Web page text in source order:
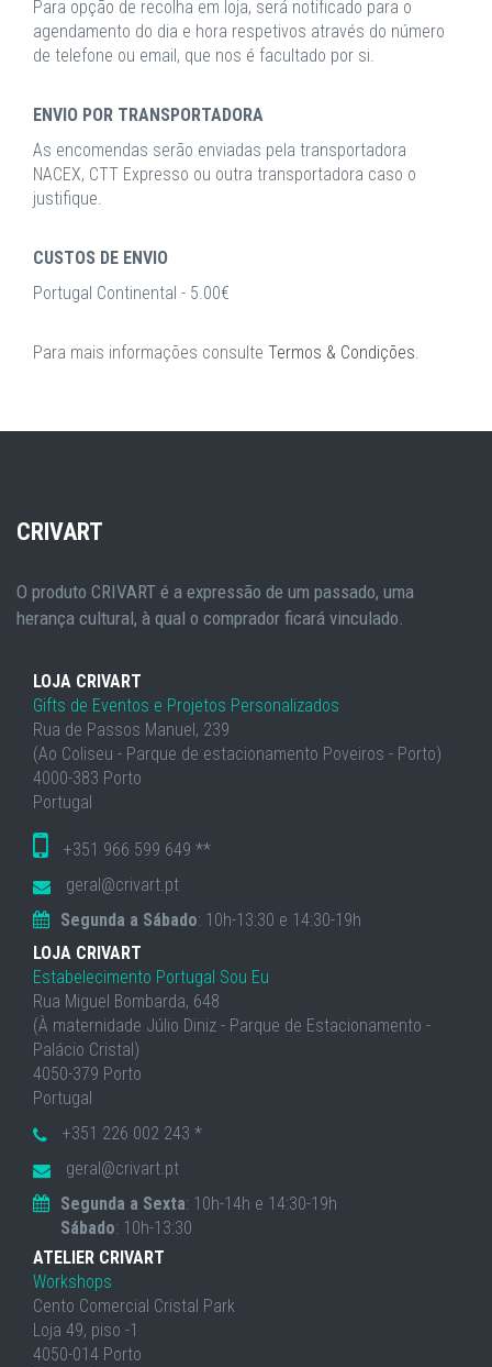
Para opção de recolha em loja, será notificado para o
agendamento do dia e hora respetivos através do número
de telefone ou email, que nos é facultado por si.
ENVIO POR TRANSPORTADORA
As encomendas serão enviadas pela transportadora
NACEX, CTT Expresso ou outra transportadora caso o
justifique.
CUSTOS DE ENVIO
Portugal Continental - 5.00€
Para mais informações consulte Termos & Condições.
CRIVART
O produto CRIVART é a expressão de um passado, uma
herança cultural, à qual o comprador ficará vinculado.
LOJA CRIVART
Gifts de Eventos e Projetos Personalizados
Rua de Passos Manuel, 239
(Ao Coliseu - Parque de estacionamento Poveiros - Porto)
4000-383 Porto
Portugal
+351 966 599 649 **
geral@crivart.pt
Segunda a Sábado: 10h-13:30 e 14:30-19h
LOJA CRIVART
Estabelecimento Portugal Sou Eu
Rua Miguel Bombarda, 648
(À maternidade Júlio Diniz - Parque de Estacionamento -
Palácio Cristal)
4050-379 Porto
Portugal
+351 226 002 243 *
geral@crivart.pt
Segunda a Sexta: 10h-14h e 14:30-19h
Sábado: 10h-13:30
ATELIER CRIVART
Workshops
Cento Comercial Cristal Park
Loja 49, piso -1
4050-014 Porto